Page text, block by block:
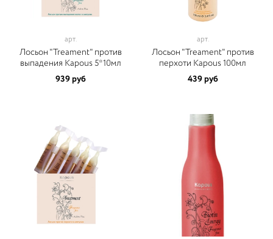
арт.
Лосьон "Treament" против
выпадения Kapous 5*10мл
939 руб
арт.
Лосьон "Treament" против
перхоти Kapous 100мл
439 руб